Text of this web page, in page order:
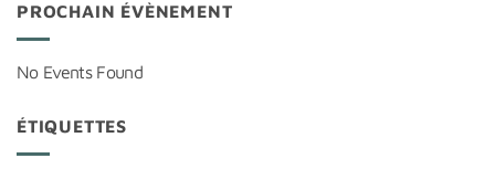
PROCHAIN ÉVÈNEMENT
No Events Found
ÉTIQUETTES